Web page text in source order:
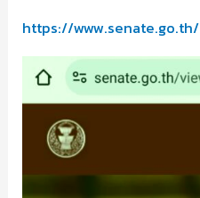
https://www.senate.go.th/